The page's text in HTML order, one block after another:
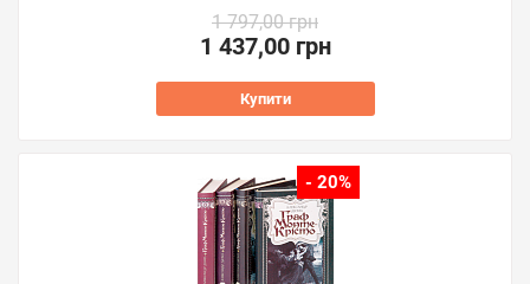
1 797,00 грн
1 437,00 грн
Купити
- 20%